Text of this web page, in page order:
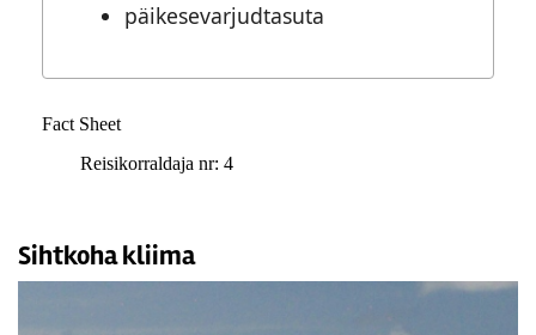
päikesevarjudtasuta
Fact Sheet
Reisikorraldaja nr: 4
Sihtkoha kliima